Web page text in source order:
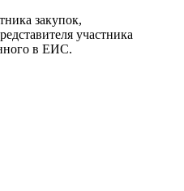
закупок,
участника
в ЕИС.